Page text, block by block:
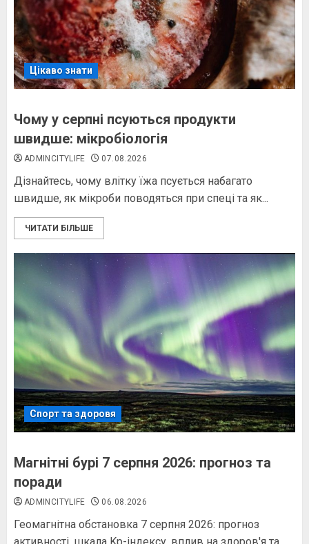
Цікаво знати
Чому у серпні псуються продукти
швидше: мікробіологія
ADMINCITYLIFE 07.08.2026
Дізнайтесь, чому влітку їжа псується набагато
швидше, як мікроби поводяться при спеці та як...
ЧИТАТИ БІЛЬШЕ
Спорт та здоровя
Магнітні бурі 7 серпня 2026: прогноз та
поради
ADMINCITYLIFE 06.08.2026
Геомагнітна обстановка 7 серпня 2026: прогноз